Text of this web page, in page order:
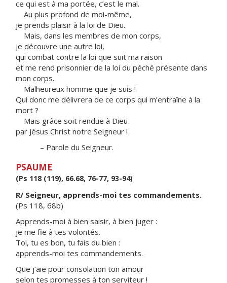
ce qui est à ma portée, c’est le mal.
Au plus profond de moi-même,
je prends plaisir à la loi de Dieu.
Mais, dans les membres de mon corps,
je découvre une autre loi,
qui combat contre la loi que suit ma raison
et me rend prisonnier de la loi du péché présente dans
mon corps.
Malheureux homme que je suis !
Qui donc me délivrera de ce corps qui m’entraîne à la
mort ?
Mais grâce soit rendue à Dieu
par Jésus Christ notre Seigneur !
– Parole du Seigneur.
PSAUME
(Ps 118 (119), 66.68, 76-77, 93-94)
R/ Seigneur, apprends-moi tes commandements.
(Ps 118, 68b)
Apprends-moi à bien saisir, à bien juger :
je me fie à tes volontés.
Toi, tu es bon, tu fais du bien :
apprends-moi tes commandements.
Que j’aie pour consolation ton amour
selon tes promesses à ton serviteur !